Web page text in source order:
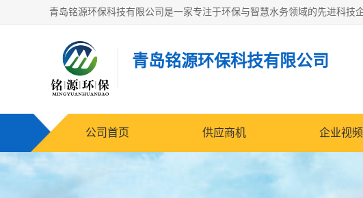
青岛铭源环保科技有限公司
公司首页 供应商机 企业视频